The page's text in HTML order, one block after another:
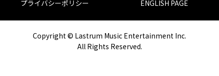
プライバシーポリシー ENGLISH PAGE
Copyright © Lastrum Music Entertainment Inc.
All Rights Reserved.